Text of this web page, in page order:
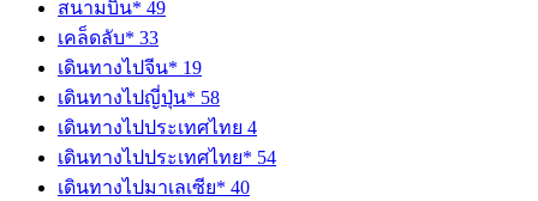
สนามบิน* 49
เคล็ดลับ* 33
เดินทางไปจีน* 19
เดินทางไปญี่ปุ่น* 58
เดินทางไปประเทศไทย 4
เดินทางไปประเทศไทย* 54
เดินทางไปมาเลเซีย* 40